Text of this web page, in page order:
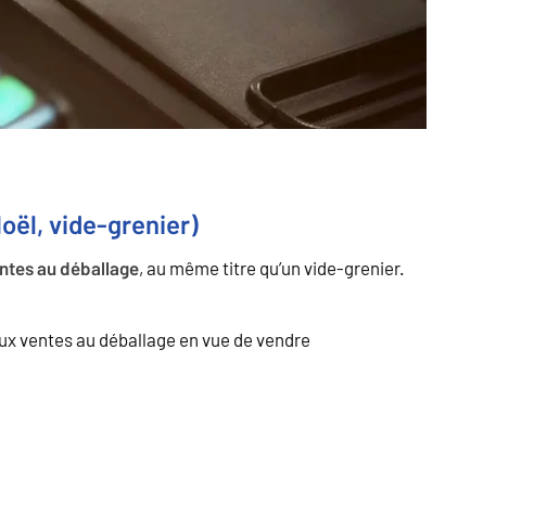
vide-grenier)
au déballage, au même titre qu’un vide-grenier.
ventes au déballage en vue de vendre